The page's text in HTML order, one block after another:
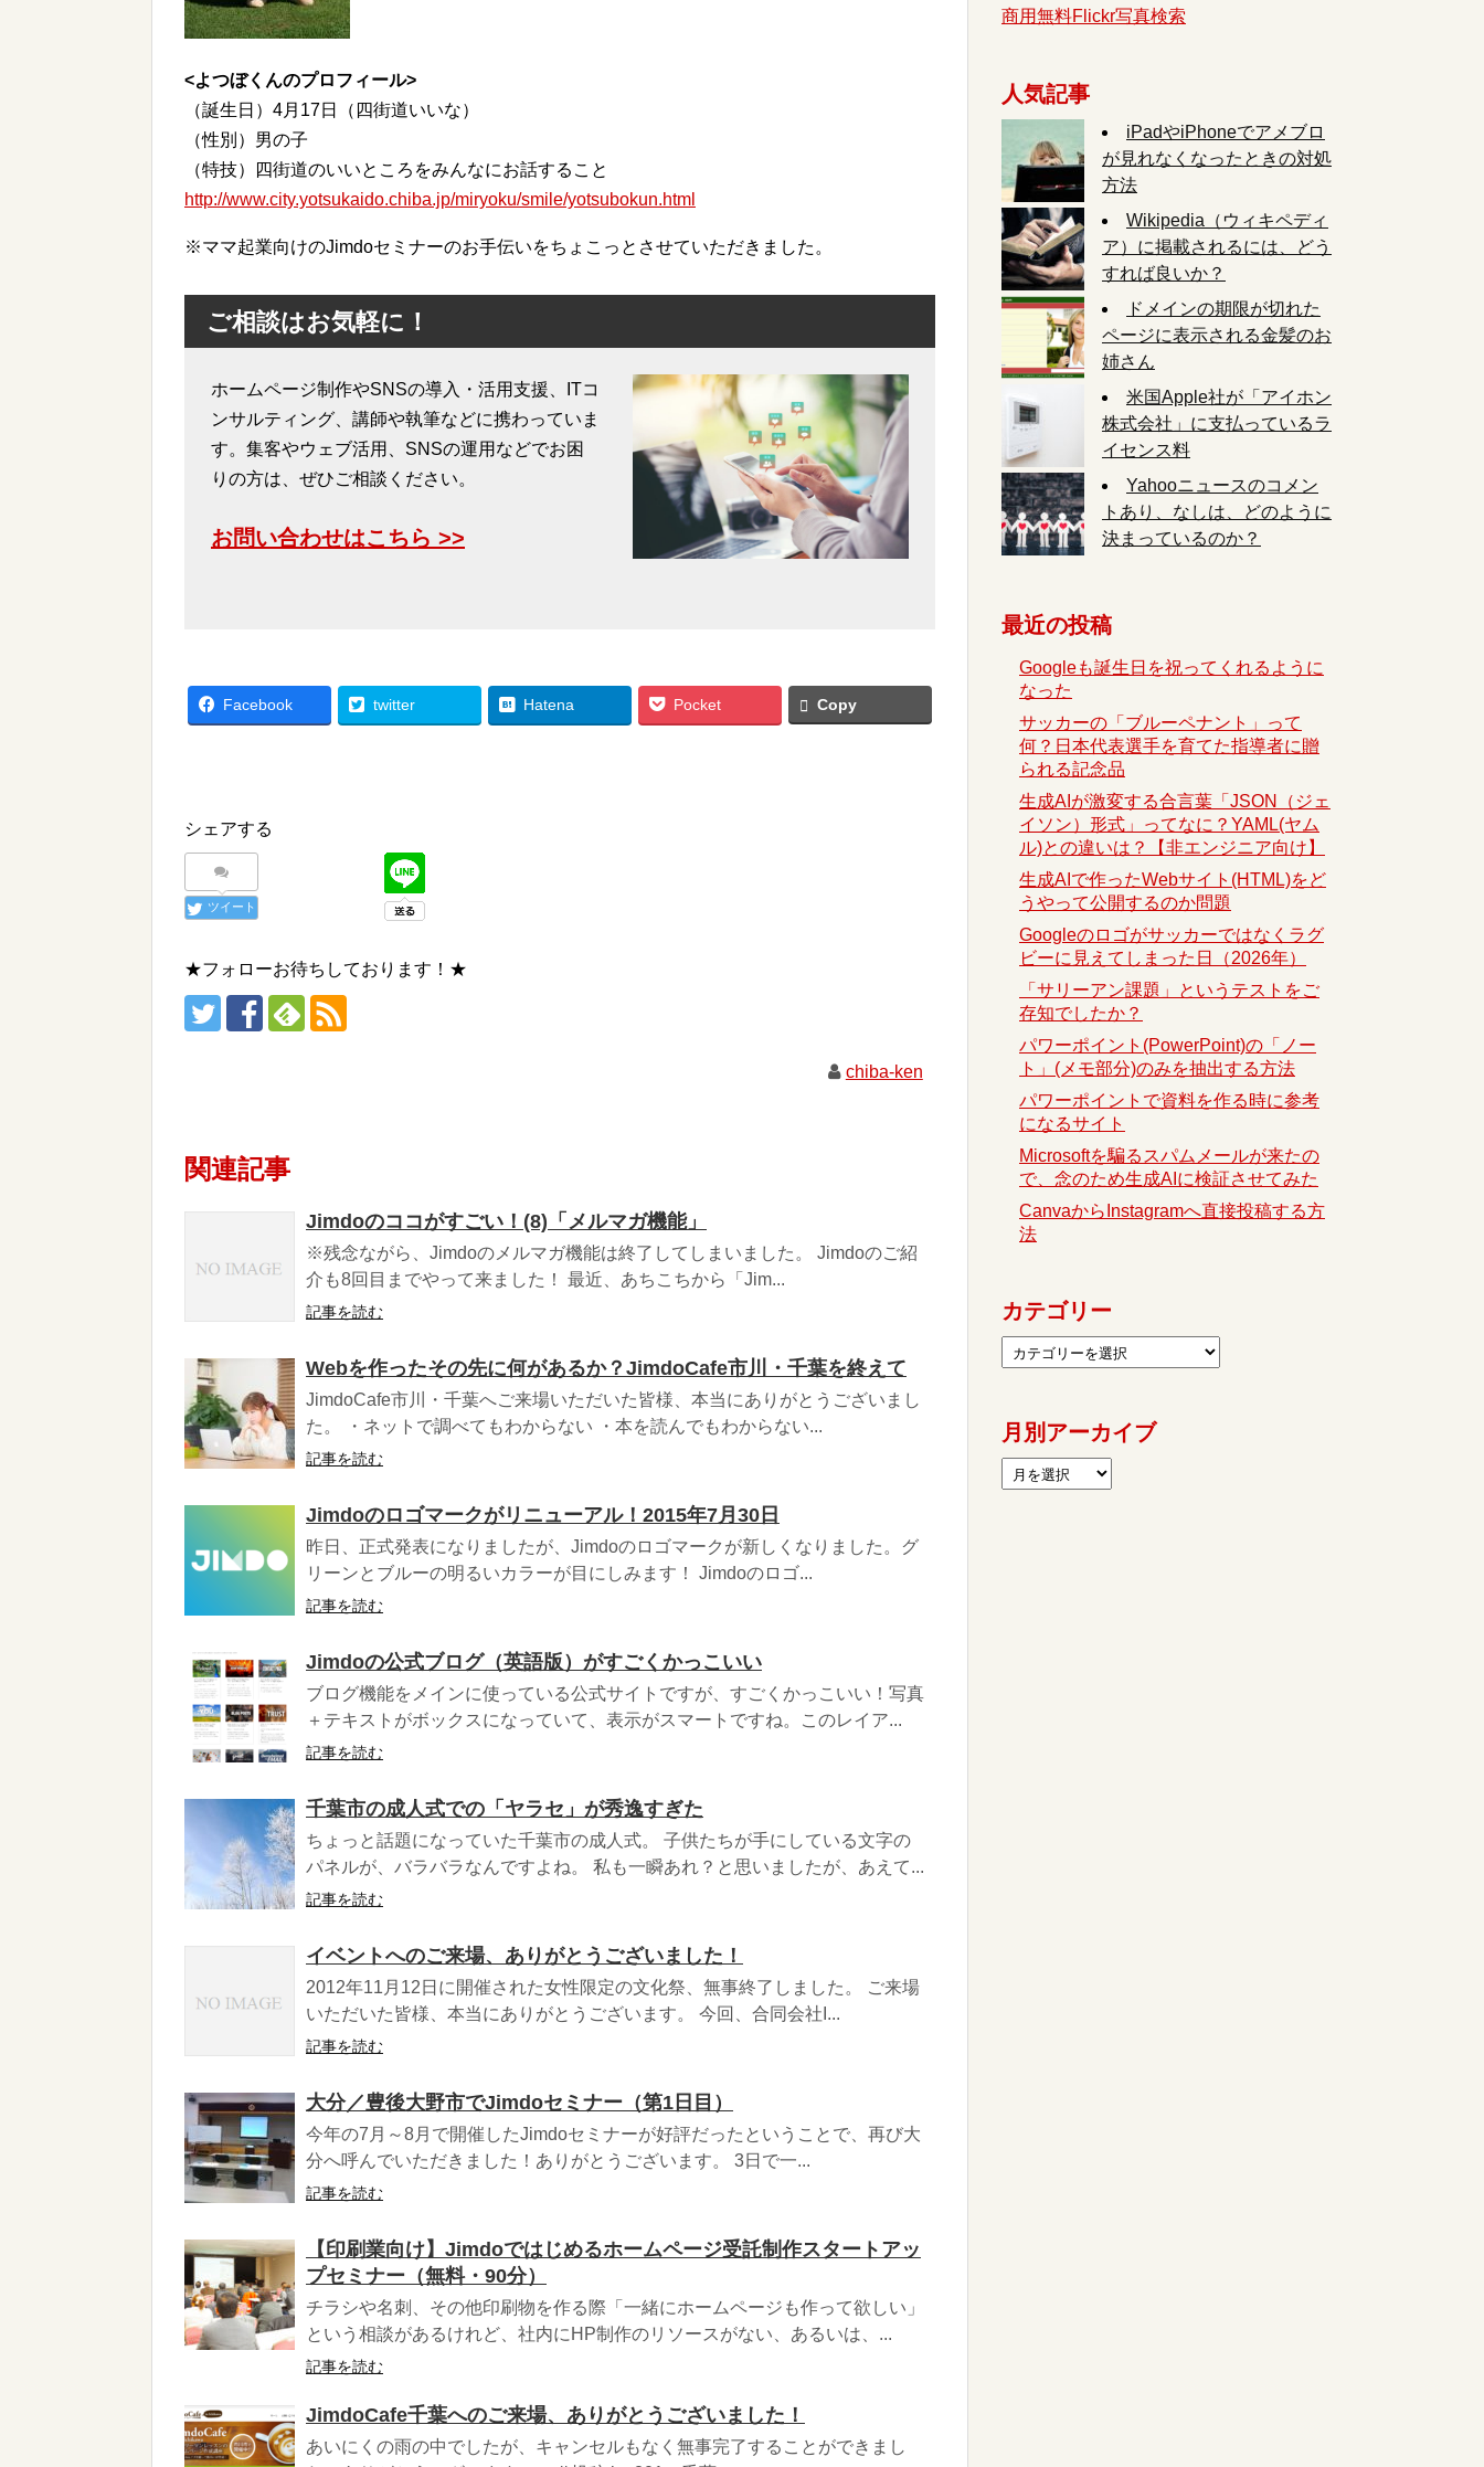
<よつぼくんのプロフィール>
（誕生日）4月17日（四街道いいな）
（性別）男の子
（特技）四街道のいいところをみんなにお話すること
http://www.city.yotsukaido.chiba.jp/miryoku/smile/yotsubokun.html
※ママ起業向けのJimdoセミナーのお手伝いをちょこっとさせていただきました。
ご相談はお気軽に！
ホームページ制作やSNSの導入・活用支援、ITコ
ンサルティング、講師や執筆などに携わっていま
す。集客やウェブ活用、SNSの運用などでお困
りの方は、ぜひご相談ください。
お問い合わせはこちら >>
Facebook twitter Hatena Pocket Copy
シェアする
ツイート
★フォローお待ちしております！★
chiba-ken
関連記事
Jimdoのココがすごい！(8)「メルマガ機能」
※残念ながら、Jimdoのメルマガ機能は終了してしまいました。 Jimdoのご紹
介も8回目までやって来ました！ 最近、あちこちから「Jim...
記事を読む
Webを作ったその先に何があるか？JimdoCafe市川・千葉を終えて
JimdoCafe市川・千葉へご来場いただいた皆様、本当にありがとうございまし
た。 ・ネットで調べてもわからない ・本を読んでもわからない...
記事を読む
Jimdoのロゴマークがリニューアル！2015年7月30日
昨日、正式発表になりましたが、Jimdoのロゴマークが新しくなりました。グ
リーンとブルーの明るいカラーが目にしみます！ Jimdoのロゴ...
記事を読む
Jimdoの公式ブログ（英語版）がすごくかっこいい
ブログ機能をメインに使っている公式サイトですが、すごくかっこいい！写真
＋テキストがボックスになっていて、表示がスマートですね。このレイア...
記事を読む
千葉市の成人式での「ヤラセ」が秀逸すぎた
ちょっと話題になっていた千葉市の成人式。 子供たちが手にしている文字の
パネルが、バラバラなんですよね。 私も一瞬あれ？と思いましたが、あえて...
記事を読む
イベントへのご来場、ありがとうございました！
2012年11月12日に開催された女性限定の文化祭、無事終了しました。 ご来場
いただいた皆様、本当にありがとうございます。 今回、合同会社I...
記事を読む
大分／豊後大野市でJimdoセミナー（第1日目）
今年の7月～8月で開催したJimdoセミナーが好評だったということで、再び大
分へ呼んでいただきました！ありがとうございます。 3日で一...
記事を読む
【印刷業向け】Jimdoではじめるホームページ受託制作スタートアッ
プセミナー（無料・90分）
チラシや名刺、その他印刷物を作る際「一緒にホームページも作って欲しい」
という相談があるけれど、社内にHP制作のリソースがない、あるいは、...
記事を読む
JimdoCafe千葉へのご来場、ありがとうございました！
あいにくの雨の中でしたが、キャンセルもなく無事完了することができまし
商用無料Flickr写真検索
人気記事
iPadやiPhoneでアメブロ
が見れなくなったときの対処
方法
Wikipedia（ウィキペディ
ア）に掲載されるには、どう
すれば良いか？
ドメインの期限が切れた
ページに表示される金髪のお
姉さん
米国Apple社が「アイホン
株式会社」に支払っているラ
イセンス料
Yahooニュースのコメン
トあり、なしは、どのように
決まっているのか？
最近の投稿
Googleも誕生日を祝ってくれるように
なった
サッカーの「ブルーペナント」って
何？日本代表選手を育てた指導者に贈
られる記念品
生成AIが激変する合言葉「JSON（ジェ
イソン）形式」ってなに？YAML(ヤム
ル)との違いは？【非エンジニア向け】
生成AIで作ったWebサイト(HTML)をど
うやって公開するのか問題
Googleのロゴがサッカーではなくラグ
ビーに見えてしまった日（2026年）
「サリーアン課題」というテストをご
存知でしたか？
パワーポイント(PowerPoint)の「ノー
ト」(メモ部分)のみを抽出する方法
パワーポイントで資料を作る時に参考
になるサイト
Microsoftを騙るスパムメールが来たの
で、念のため生成AIに検証させてみた
CanvaからInstagramへ直接投稿する方
法
カテゴリー
月別アーカイブ